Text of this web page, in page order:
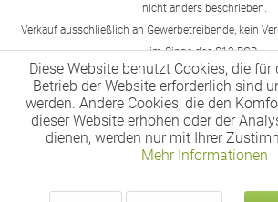
nicht anders beschrieben.
Verkauf ausschließlich an Gewerbetreibende, kein
im Sinne des §13 BGB.
Diese Website benutzt Cookies, die für
Betrieb der Website erforderlich sind
werden. Andere Cookies, die den
dieser Website erhöhen oder der
dienen, werden nur mit Ihrer
Mehr Informationen